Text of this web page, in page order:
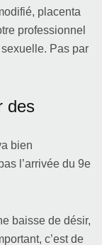
placenta
professionnel
Pas par
des
bien
l’arrivée du 9e
baisse de désir,
c’est de